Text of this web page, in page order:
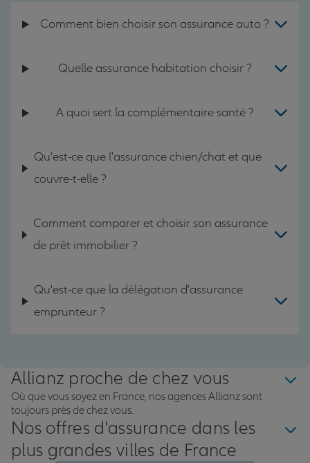
Comment bien choisir son assurance auto ?
Quelle assurance habitation choisir ?
A quoi sert la complémentaire santé ?
Qu'est-ce que l'assurance chien/chat et que
couvre-t-elle ?
Comment comparer et choisir son assurance
de prêt immobilier ?
Qu'est-ce que la délégation d'assurance
emprunteur ?
Allianz proche de chez vous
Où que vous soyez en France, nos agences Allianz sont
toujours près de chez vous.
Nos offres d'assurance dans les
plus grandes villes de France